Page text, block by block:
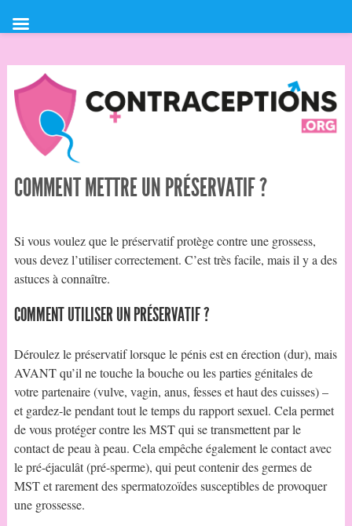
COMMENT METTRE UN PRÉSERVATIF ?
Si vous voulez que le préservatif protège contre une grossess,
vous devez l’utiliser correctement. C’est très facile, mais il y a des
astuces à connaître.
COMMENT UTILISER UN PRÉSERVATIF ?
Déroulez le préservatif lorsque le pénis est en érection (dur), mais
AVANT qu’il ne touche la bouche ou les parties génitales de
votre partenaire (vulve, vagin, anus, fesses et haut des cuisses) –
et gardez-le pendant tout le temps du rapport sexuel. Cela permet
de vous protéger contre les MST qui se transmettent par le
contact de peau à peau. Cela empêche également le contact avec
le pré-éjaculât (pré-sperme), qui peut contenir des germes de
MST et rarement des spermatozoïdes susceptibles de provoquer
une grossesse.